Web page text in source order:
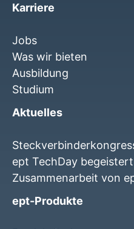
Karriere
Jobs
Was wir bieten
Ausbildung
Studium
Aktuelles
ept TechDay
Zusammenarbeit von
ept-Produkte